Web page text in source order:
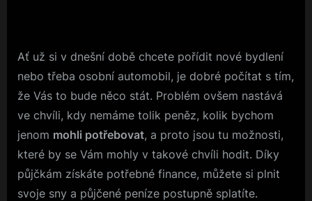
Ať už si v dnešní době chcete pořídit nové bydlení
nebo třeba osobní automobil, je dobré počítat s tím,
že Vás to bude něco stát. Problém ovšem nastává
ve chvíli, kdy nemáme tolik peněz, kolik bychom
jenom mohli potřebovat, a proto jsou tu možnosti,
které by se Vám mohly v takové chvíli hodit. Díky
půjčkám získáte potřebné finance, můžete si plnit
svoje sny a půjčené peníze postupně splatíte.